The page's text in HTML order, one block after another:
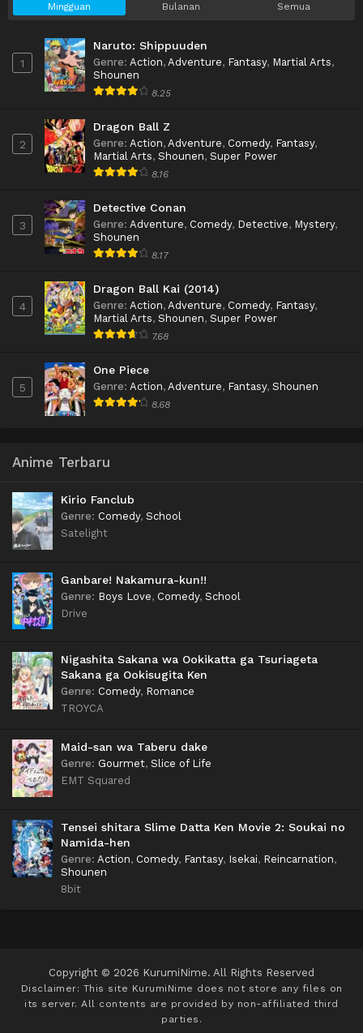
Mingguan Bulanan Semua
1
Naruto: Shippuuden
Genre: Action, Adventure, Fantasy, Martial Arts,
Shounen
8.25
2
Dragon Ball Z
Genre: Action, Adventure, Comedy, Fantasy,
Martial Arts, Shounen, Super Power
8.16
3
Detective Conan
Genre: Adventure, Comedy, Detective, Mystery,
Shounen
8.17
4
Dragon Ball Kai (2014)
Genre: Action, Adventure, Comedy, Fantasy,
Martial Arts, Shounen, Super Power
7.68
5
One Piece
Genre: Action, Adventure, Fantasy, Shounen
8.68
Anime Terbaru
Kirio Fanclub
Genre: Comedy, School
Satelight
Ganbare! Nakamura-kun!!
Genre: Boys Love, Comedy, School
Drive
Nigashita Sakana wa Ookikatta ga Tsuriageta
Sakana ga Ookisugita Ken
Genre: Comedy, Romance
TROYCA
Maid-san wa Taberu dake
Genre: Gourmet, Slice of Life
EMT Squared
Tensei shitara Slime Datta Ken Movie 2: Soukai no
Namida-hen
Genre: Action, Comedy, Fantasy, Isekai, Reincarnation,
Shounen
8bit
Copyright © 2026 KurumiNime. All Rights Reserved
Disclaimer: This site KurumiNime does not store any files on
its server. All contents are provided by non-affiliated third
parties.